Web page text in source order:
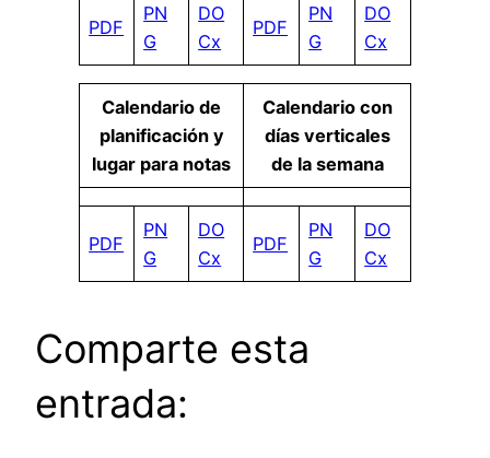
PDF
PN
G
DO
Cx
PDF
PN
G
DO
Cx
Calendario de
planificación y
lugar para notas
Calendario con
días verticales
de la semana
PDF
PN
G
DO
Cx
PDF
PN
G
DO
Cx
Comparte esta
entrada: